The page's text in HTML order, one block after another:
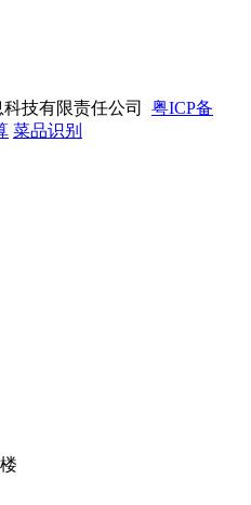
技有限责任公司 粤ICP备
菜品识别